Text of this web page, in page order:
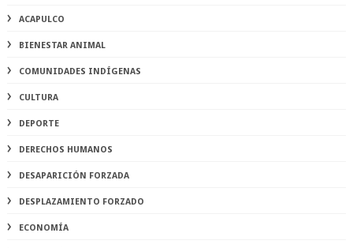
ACAPULCO
BIENESTAR ANIMAL
COMUNIDADES INDÍGENAS
CULTURA
DEPORTE
DERECHOS HUMANOS
DESAPARICIÓN FORZADA
DESPLAZAMIENTO FORZADO
ECONOMÍA